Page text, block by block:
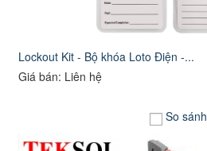
Lockout Kit - Bộ khóa Loto Điện -...
Giá bán: Liên hệ
So sánh